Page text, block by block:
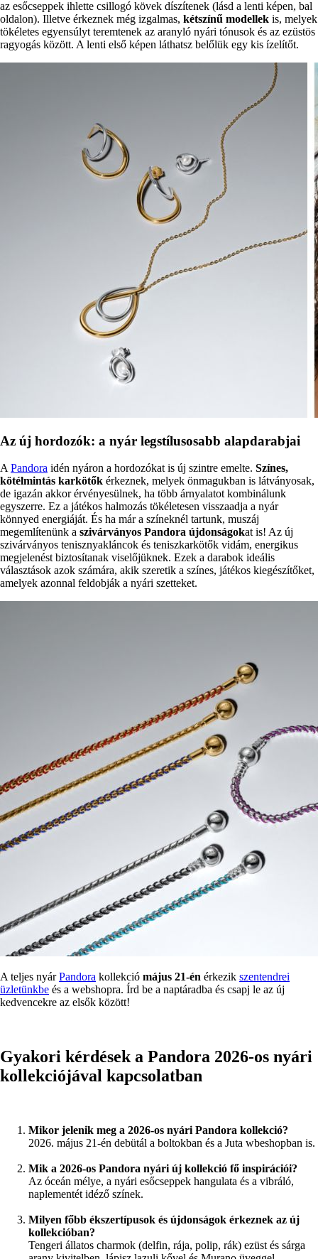
az esőcseppek ihlette csillogó kövek díszítenek (lásd a lenti képen, bal
oldalon). Illetve érkeznek még izgalmas, kétszínű modellek is, melyek
tökéletes egyensúlyt teremtenek az aranyló nyári tónusok és az ezüstös
ragyogás között. A lenti első képen láthatsz belőlük egy kis ízelítőt.
Az új hordozók: a nyár legstílusosabb alapdarabjai
A Pandora idén nyáron a hordozókat is új szintre emelte. Színes,
kötélmintás karkötők érkeznek, melyek önmagukban is látványosak,
de igazán akkor érvényesülnek, ha több árnyalatot kombinálunk
egyszerre. Ez a játékos halmozás tökéletesen visszaadja a nyár
könnyed energiáját. És ha már a színeknél tartunk, muszáj
megemlítenünk a szivárványos Pandora újdonságokat is! Az új
szivárványos tenisznyakláncok és teniszkarkötők vidám, energikus
megjelenést biztosítanak viselőjüknek. Ezek a darabok ideális
választások azok számára, akik szeretik a színes, játékos kiegészítőket,
amelyek azonnal feldobják a nyári szetteket.
A teljes nyárPandora kollekció május 21-én érkezik szentendrei
üzletünkbe és a webshopra. Írd be a naptáradba és csapj le az új
kedvencekre az elsők között!
Gyakori kérdések a Pandora 2026-os nyári
kollekciójával kapcsolatban
Mikor jelenik meg a 2026-os nyári Pandora kollekció?
2026. május 21-én debütál a boltokban és a Juta wbeshopban is.
Mik a 2026-os Pandora nyári új kollekció fő inspirációi?
Az óceán mélye, a nyári esőcseppek hangulata és a vibráló,
naplementét idéző színek.
Milyen főbb ékszertípusok és újdonságok érkeznek az új
kollekcióban?
Tengeri állatos charmok (delfin, rája, polip, rák) ezüst és sárga